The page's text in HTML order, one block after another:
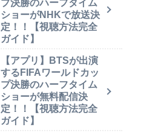
プ決勝のハーフタイム
ショーがNHKで放送決
定！！【視聴方法完全
ガイド】
【アプリ】BTSが出演
するFIFAワールドカッ
プ決勝のハーフタイム
ショーが無料配信決
定！！【視聴方法完全
ガイド】